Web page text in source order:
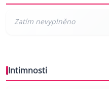
Intimnosti